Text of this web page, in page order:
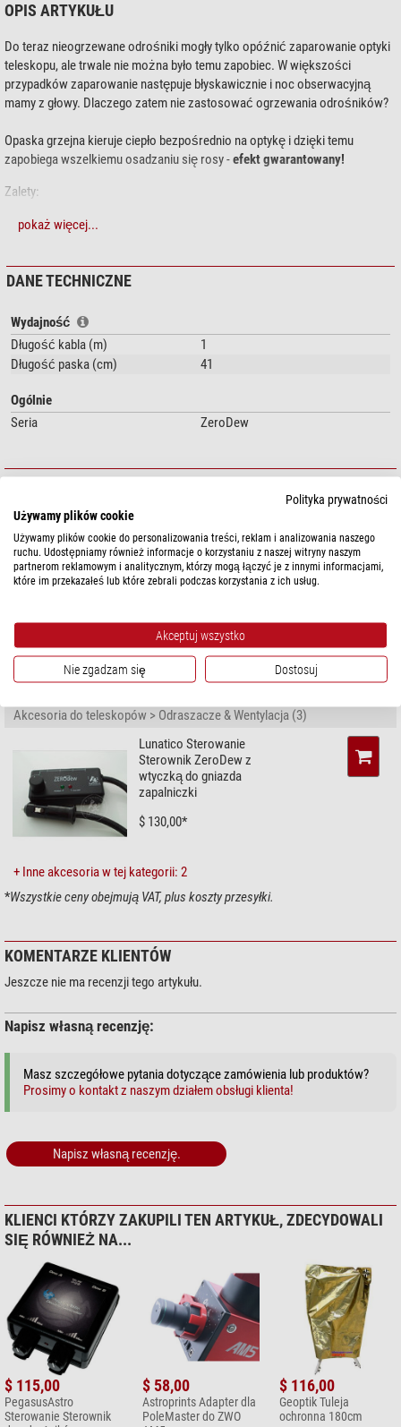
OPIS ARTYKUŁU
Do teraz nieogrzewane odrośniki mogły tylko opóźnić zaparowanie optyki
teleskopu, ale trwale nie można było temu zapobiec. W większości
przypadków zaparowanie następuje błyskawicznie i noc obserwacyjną
mamy z głowy. Dlaczego zatem nie zastosować ogrzewania odrośników?
Opaska grzejna kieruje ciepło bezpośrednio na optykę i dzięki temu
zapobiega wszelkiemu osadzaniu się rosy -efekt gwarantowany!
Zalety:
Miękka elastyczna opaska grzewcza
Izolowane od strony zewnętrznej. Ciepło wydziela sie tylko po
Różnorodne możliwości zasilania z regulacją grzania (patrz "Polecane
akcesoria")
Opaski grzewcze firmy Lunatico to najlepsze produkty tego typu na rynku.
pokaż więcej...
DANE TECHNICZNE
Wydajność
Długość kabla (m)
1
Długość paska (cm)
41
Ogólnie
Seria
ZeroDew
Instrukcja obsługi (EN)
BEZPIECZEŃSTWO PRODUKTÓW
Producent:Lunatico Astronomía, S.L., c/ Peña Enebro, 8, 28250
Osoba odpowiedzialna:NIMAX GmbH, Otto-Lilienthal-Str. 9, 86899
info@nimax.de
ZALECANE AKCESORIA
Akcesoria do teleskopów > Odraszacze & Wentylacja (3)
Lunatico Sterowanie
Sterownik ZeroDew z
wtyczką do gniazda
zapalniczki
$ 130,00*
+ Inne akcesoria w tej kategorii: 2
*Wszystkie ceny obejmują VAT, plus koszty przesyłki.
KOMENTARZE KLIENTÓW
Jeszcze nie ma recenzji tego artykułu.
Napisz własną recenzję:
Masz szczegółowe pytania dotyczące zamówienia lub produktów?
Prosimy o kontakt z naszym działem obsługi klienta!
Napisz własną recenzję.
KLIENCI KTÓRZY ZAKUPILI TEN ARTYKUŁ, ZDECYDOWALI
SIĘ RÓWNIEŻ NA...
$ 115,00
PegasusAstro
Sterowanie Sterownik
$ 58,00
Astroprints Adapter dla
PoleMaster do ZWO
$ 116,00
Geoptik Tuleja
ochronna 180cm
Polityka prywatności
Używamy plików cookie
Używamy plików cookie do personalizowania treści, reklam i analizowania naszego
ruchu. Udostępniamy również informacje o korzystaniu z naszej witryny naszym
partnerom reklamowym i analitycznym, którzy mogą łączyć je z innymi informacjami,
które im przekazałeś lub które zebrali podczas korzystania z ich usług.
Akceptuj wszystko
Nie zgadzam się Dostosuj